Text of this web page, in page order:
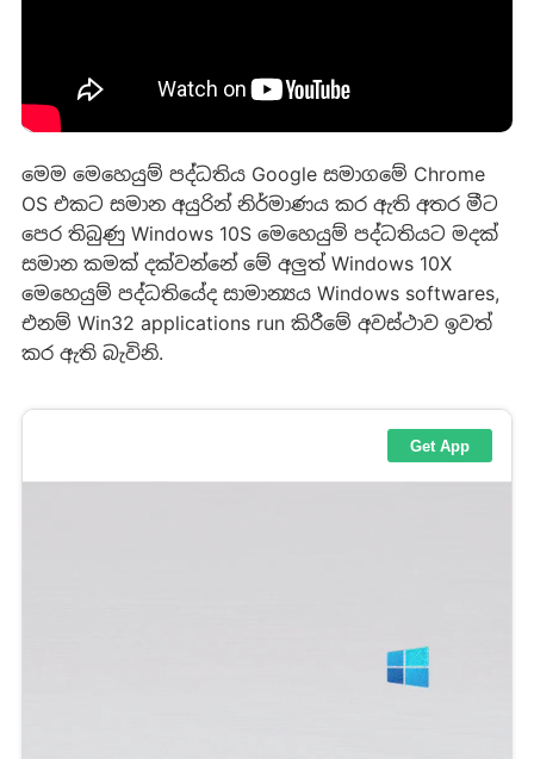
මෙම මෙහෙයුම් පද්ධතිය Google සමාගමේ Chrome
OS එකට සමාන අයුරින් නිර්මාණය කර ඇති අතර මීට
පෙර තිබුණු Windows 10S මෙහෙයුම් පද්ධතියට මදක්
සමාන කමක් දක්වන්නේ මේ අලුත් Windows 10X
මෙහෙයුම් පද්ධතියේද සාමාන්‍යය Windows softwares,
එනම් Win32 applications run කිරීමේ අවස්ථාව ඉවත්
කර ඇති බැවිනි.